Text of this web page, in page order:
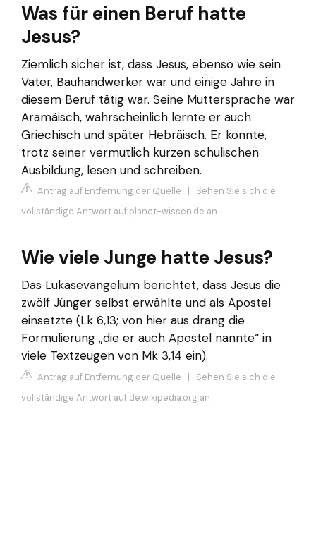
Was für einen Beruf hatte
Jesus?
Ziemlich sicher ist, dass Jesus, ebenso wie sein
Vater, Bauhandwerker war und einige Jahre in
diesem Beruf tätig war. Seine Muttersprache war
Aramäisch, wahrscheinlich lernte er auch
Griechisch und später Hebräisch. Er konnte,
trotz seiner vermutlich kurzen schulischen
Ausbildung, lesen und schreiben.
Antrag auf Entfernung der Quelle | Sehen Sie sich die
vollständige Antwort auf planet-wissen.de an
Wie viele Junge hatte Jesus?
Das Lukasevangelium berichtet, dass Jesus die
zwölf Jünger selbst erwählte und als Apostel
einsetzte (Lk 6,13; von hier aus drang die
Formulierung „die er auch Apostel nannte“ in
viele Textzeugen von Mk 3,14 ein).
Antrag auf Entfernung der Quelle | Sehen Sie sich die
vollständige Antwort auf de.wikipedia.org an